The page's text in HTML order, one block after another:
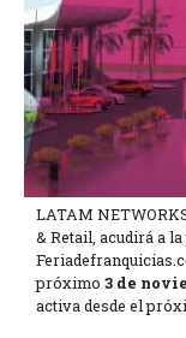
LATAM
& Retail, acudirá a
próximo 3 de
activa desde el